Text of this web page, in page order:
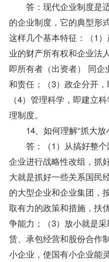
答：现代企业制度是
的企业制度，它的典型形
这样几个基本特征：（1
业的财产所有权和企业法
即所有者（出资者） 同
和责任；（3）政企分开
（4）管理科学，即建立
理制度。
14、如何理解“抓大放
答：（1）从搞好整个
企业进行战略性改组，抓
大就是抓好一些关系国民
的大型企业和企业集团，
取有力的政策和措施，扶
争能力；（3）放小就是
赁、承包经营和股份合作
小企业，使国有小企业能